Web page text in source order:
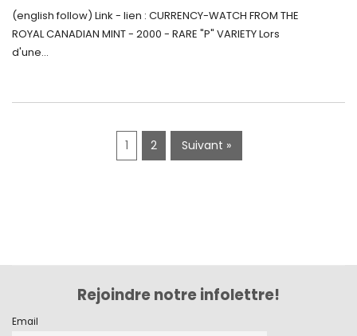
septembre 2019
juin 2019
avril 2019
Monnaie-Montre de la Monnaie Royale du
Canada (2000) Rare Variété « P »
(english follow) Link - lien : CURRENCY-WATCH FROM THE
ROYAL CANADIAN MINT - 2000 - RARE "P" VARIETY Lors
d'une...
1 2 Suivant »
Rejoindre notre infolettre!
Email